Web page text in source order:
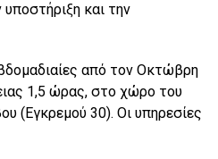
και την
από τον Οκτώβρη
1,5 ώρας, στο χώρο του
(Εγκρεμού 30). Οι υπηρεσίες